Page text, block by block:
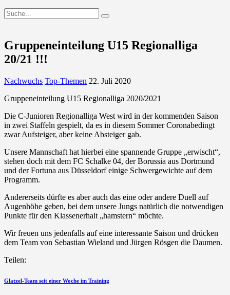
Gruppeneinteilung U15 Regionalliga
20/21 !!!
Nachwuchs Top-Themen 22. Juli 2020
Gruppeneinteilung U15 Regionalliga 2020/2021
Die C-Junioren Regionalliga West wird in der kommenden Saison
in zwei Staffeln gespielt, da es in diesem Sommer Coronabedingt
zwar Aufsteiger, aber keine Absteiger gab.
Unsere Mannschaft hat hierbei eine spannende Gruppe „erwischt“,
stehen doch mit dem FC Schalke 04, der Borussia aus Dortmund
und der Fortuna aus Düsseldorf einige Schwergewichte auf dem
Programm.
Andererseits dürfte es aber auch das eine oder andere Duell auf
Augenhöhe geben, bei dem unsere Jungs natürlich die notwendigen
Punkte für den Klassenerhalt „hamstern“ möchte.
Wir freuen uns jedenfalls auf eine interessante Saison und drücken
dem Team von Sebastian Wieland und Jürgen Rösgen die Daumen.
Teilen:
Beitragsnavigation
vorherigen
Glatzel-Team seit einer Woche im Training